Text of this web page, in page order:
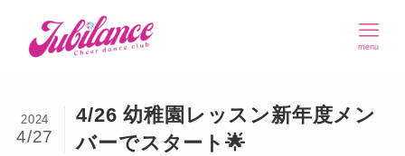
menu
4/26 幼稚園レッスン新年度メン
バーでスタート🌟
2024
4/27